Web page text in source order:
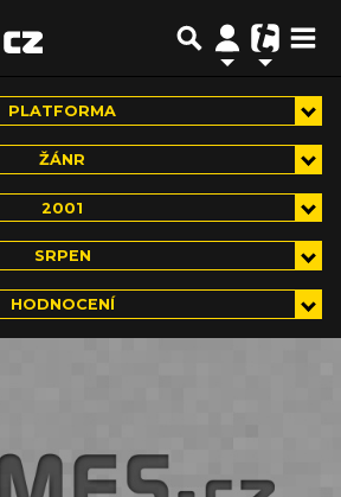
PLATFORMA
ŽÁNR
2001
SRPEN
HODNOCENÍ